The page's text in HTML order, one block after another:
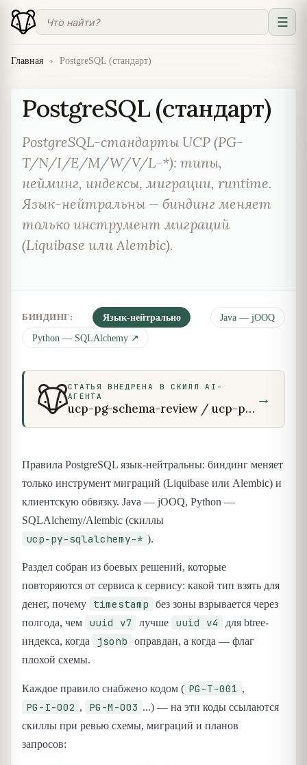
☰
Главная › PostgreSQL (стандарт)
PostgreSQL (стандарт)
PostgreSQL-стандарты UCP (PG-
T/N/I/E/M/W/V/L-*): типы,
нейминг, индексы, миграции, runtime.
Язык-нейтральны — биндинг меняет
только инструмент миграций
(Liquibase или Alembic).
БИНДИНГ: Язык-нейтрально
Java — jOOQ
Python — SQLAlchemy ↗
СТАТЬЯ ВНЕДРЕНА В СКИЛЛ AI-
АГЕНТА
ucp-pg-schema-review / ucp-pg-explain-review / ucp-pg-runtime-review / ucp-pg-migration-review
→
Правила PostgreSQL язык-нейтральны: биндинг меняет
только инструмент миграций (Liquibase или Alembic) и
клиентскую обвязку. Java — jOOQ, Python —
SQLAlchemy/Alembic (скиллы
ucp-py-sqlalchemy-* ).
Раздел собран из боевых решений, которые
повторяются от сервиса к сервису: какой тип взять для
денег, почему
timestamp
без зоны взрывается через
полгода, чем
uuid v7 лучше uuid v4
для btree-
индекса, когда
jsonb
оправдан, а когда — флаг
плохой схемы.
Каждое правило снабжено кодом ( PG-T-001 ,
PG-I-002 , PG-M-003 ...) — на эти коды ссылаются
скиллы при ревью схемы, миграций и планов
запросов: